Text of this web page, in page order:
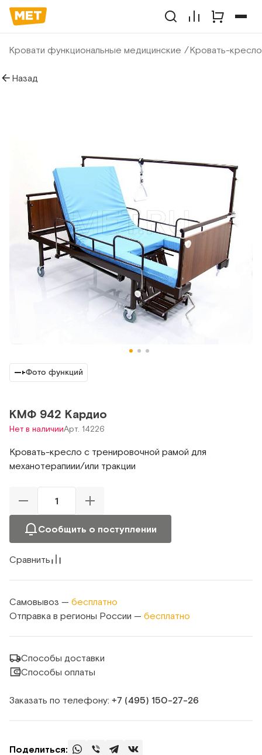
Кровати функциональные медицинские Кровать-
Назад
Фото функций
КМФ 942 Кардио
Нет в наличииАрт. 14226
Кровать-кресло с тренировочной рамой для
механотерапиии/или тракции
Сообщить о поступлении
Сравнить
Самовывоз — бесплатно
Отправка в регионы России — бесплатно
Способы доставки
Способы оплаты
Заказать по телефону: +7 (495) 150‑27‑26
Поделиться: